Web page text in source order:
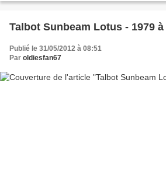
Talbot Sunbeam Lotus - 1979 à
Publié le 31/05/2012 à 08:51
Par oldiesfan67